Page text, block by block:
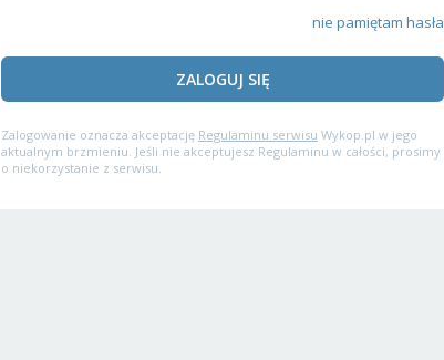
nie pamiętam hasła
ZALOGUJ SIĘ
Zalogowanie oznacza akceptację Regulaminu serwisu Wykop.pl w jego
aktualnym brzmieniu. Jeśli nie akceptujesz Regulaminu w całości, prosimy
o niekorzystanie z serwisu.